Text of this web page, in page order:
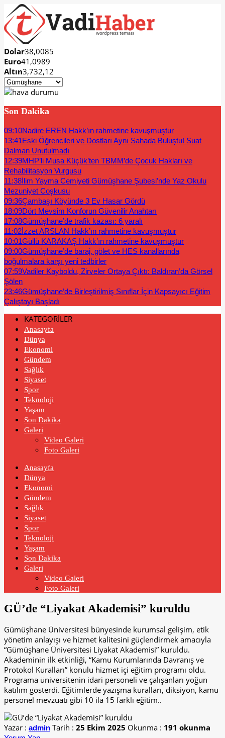
Dolar38,0085
Euro41,0989
Altın3,732,12
Son Dakika
09:10Nadire EREN Hakk’ın rahmetine kavuşmuştur
13:41Eski Öğrencileri ve Dostları Aynı Sahada Buluştu! Suat
Dalman Unutulmadı
12:39MHP’li Musa Küçük’ten TBMM’de Çocuk Hakları ve
Rehabilitasyon Vurgusu
11:38İlim Yayma Cemiyeti Gümüşhane Şubesi’nde Yaz Okulu
Mezuniyet Coşkusu
09:36Çambaşı Köyünde 3 Ev Hasar Gördü
18:09Dört Mevsim Konforun Güvenilir Anahtarı
17:08Gümüşhane’de trafik kazası: 6 yaralı
11:02İzzet ARSLAN Hakk’ın rahmetine kavuşmuştur
10:01Güllü KARAKAŞ Hakk’ın rahmetine kavuşmuştur
09:00Gümüşhane’de baraj, gölet ve HES kanallarında
boğulmalara karşı yeni tedbirler
07:59Vadiler Kayboldu, Zirveler Ortaya Çıktı: Baldıran’da Görsel
Şölen
23:46Gümüşhane’de Birleştirilmiş Sınıflar İçin Kapsayıcı Eğitim
Çalıştayı Başladı
KATEGORİLER
Anasayfa
Dünya
Ekonomi
Gündem
Sağlık
Siyaset
Spor
Teknoloji
Yaşam
Son Dakika
Galeri
Video Galeri
Foto Galeri
Anasayfa
Dünya
Ekonomi
Gündem
Sağlık
Siyaset
Spor
Teknoloji
Yaşam
Son Dakika
Galeri
Video Galeri
Foto Galeri
GÜ’de “Liyakat Akademisi” kuruldu
Gümüşhane Üniversitesi bünyesinde kurumsal gelişim, etik
yönetim anlayışı ve hizmet kalitesini güçlendirmek amacıyla
“Gümüşhane Üniversitesi Liyakat Akademisi” kuruldu.
Akademinin ilk etkinliği, “Kamu Kurumlarında Davranış ve
Protokol Kuralları” konulu hizmet içi eğitim programı oldu.
Programa üniversitenin idari personeli ve çalışanları yoğun
katılım gösterdi. Eğitimlerde yazışma kuralları, diksiyon, kamu
personel mevzuatı gibi 10 ila 15 farklı eğitim..
Yazar : admin Tarih : 25 Ekim 2025 Okunma : 191 okunma